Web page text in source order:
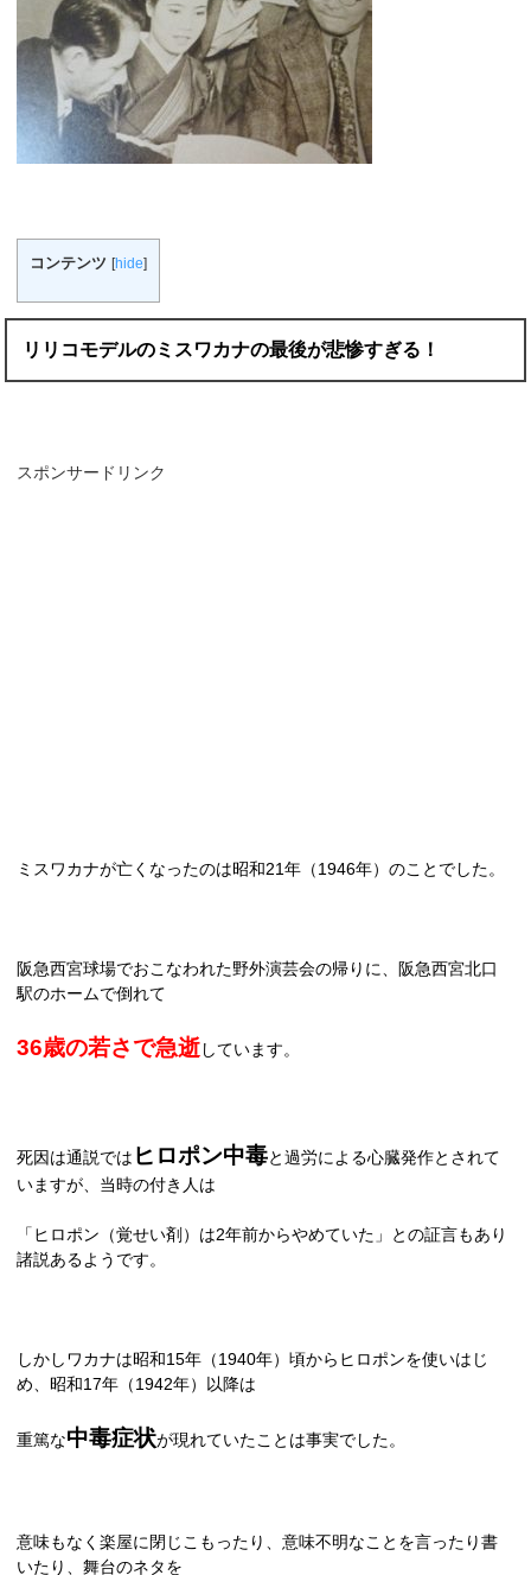
コンテンツ [hide]
リリコモデルのミスワカナの最後が悲惨すぎる！
スポンサードリンク
ミスワカナが亡くなったのは昭和21年（1946年）のことでした。
阪急西宮球場でおこなわれた野外演芸会の帰りに、阪急西宮北口
駅のホームで倒れて
36歳の若さで急逝しています。
死因は通説では ヒロポン中毒と過労による心臓発作とされて
いますが、当時の付き人は
「ヒロポン（覚せい剤）は2年前からやめていた」との証言もあり
諸説あるようです。
しかしワカナは昭和15年（1940年）頃からヒロポンを使いはじ
め、昭和17年（1942年）以降は
重篤な中毒症状が現れていたことは事実でした。
意味もなく楽屋に閉じこもったり、意味不明なことを言ったり書
いたり、舞台のネタを